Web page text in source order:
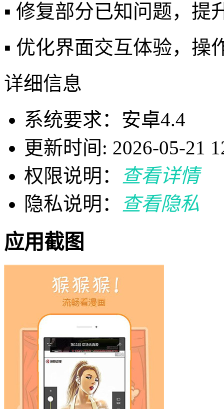
▪️ 修复部分已知问题，提
▪️ 优化界面交互体验，操
详细信息
系统要求：安卓4.4
更新时间: 2026-05-21
权限说明：
查看详情
隐私说明：
查看隐私
应用截图